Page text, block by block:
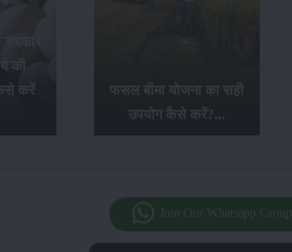
की
करें
फसल बीमा योजना का सही
उपयोग कैसे करें?...
Join Our Whatsapp Group